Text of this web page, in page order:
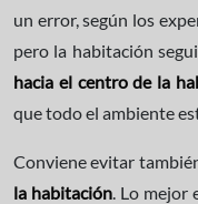
un error, según los
pero la habitación
hacia el centro de la
que todo el ambiente
Conviene evitar
la habitación. Lo mejor